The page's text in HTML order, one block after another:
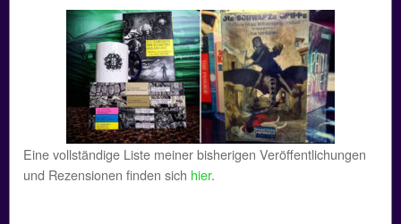
Eine vollständige Liste meiner bisherigen Veröffentlichungen
und Rezensionen finden sich hier.